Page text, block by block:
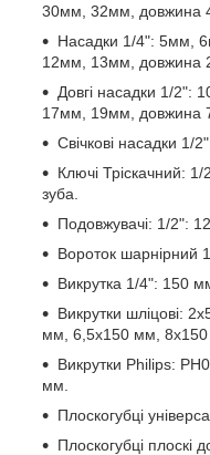
30мм, 32мм, довжина
Насадки 1/4": 5мм,
12мм, 13мм, довжина
Довгі насадки 1/
17мм, 19мм, довжина
Свічкові насадки 1/
Ключі Тріскачний:
зуба.
Подовжувачі: 1/2":
Вороток шарнірний
Викрутка 1/4": 150
Викрутки шліцові:
мм, 6,5x150 мм, 8x150
Викрутки Philips:
мм.
Плоскогубці
Плоскогубці плоскі